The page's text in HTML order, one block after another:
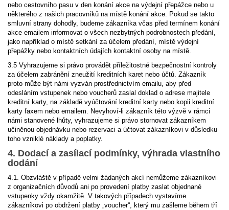
nebo cestovního pasu v den konání akce na výdejní přepážce nebo u
některého z našich pracovníků na místě konání akce. Pokud se takto
smluvní strany dohodly, budeme zákazníka včas před termínem konání
akce emailem informovat o všech nezbytných podrobnostech předání,
jako například o místě setkání za účelem předání, místě výdejní
přepážky nebo kontaktních údajích kontaktní osoby na místě.
3.5 Vyhrazujeme si právo provádět příležitostné bezpečnostní kontroly
za účelem zabránění zneužití kreditních karet nebo účtů. Zákazník
proto může být námi vyzván prostřednictvím emailu, aby před
odesláním vstupenek nebo voucherů zaslal doklad o adrese majitele
kreditní karty, na základě vyúčtování kreditní karty nebo kopii kreditní
karty faxem nebo emailem. Nevyhoví-li zákazník této výzvě v rámci
námi stanovené lhůty, vyhrazujeme si právo stornovat zákazníkem
učiněnou objednávku nebo rezervaci a účtovat zákazníkovi v důsledku
toho vzniklé náklady a poplatky.
4. Dodací a zasílací podmínky, výhrada vlastního
dodání
4.1. Obzvláště v případě velmi žádaných akcí nemůžeme zákazníkovi
z organizačních důvodů ani po provedení platby zaslat objednané
vstupenky vždy okamžitě. V takových případech vystavíme
zákazníkovi po obdržení platby „voucher“, který mu zašleme během tří